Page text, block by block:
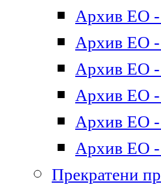
Архив ЕО -
Архив ЕО -
Архив ЕО -
Архив ЕО -
Архив ЕО -
Архив ЕО -
Прекратени